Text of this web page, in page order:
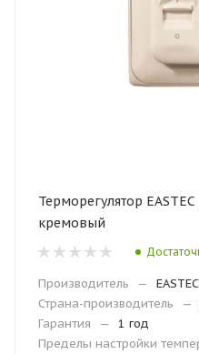
Терморегулятор EASTEC
кремовый
Производитель —
EASTEC
Страна-производитель
—
Гарантия
—
1 год
Пределы настройки